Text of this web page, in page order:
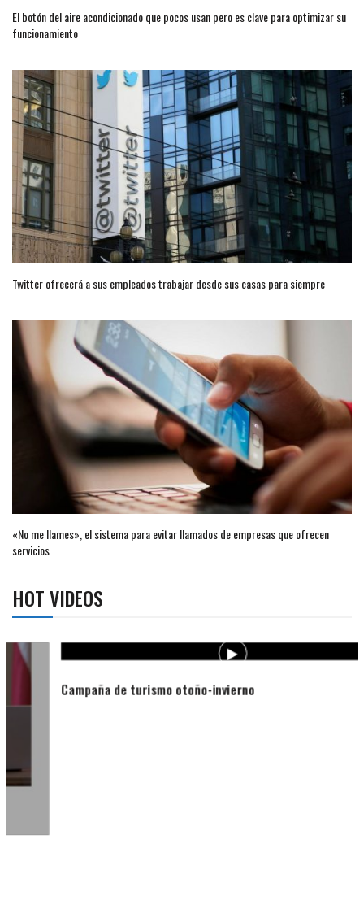
El botón del aire acondicionado que pocos usan pero es clave para optimizar su
funcionamiento
Twitter ofrecerá a sus empleados trabajar desde sus casas para siempre
«No me llames», el sistema para evitar llamados de empresas que ofrecen
servicios
HOT VIDEOS
Campaña de turismo otoño-invierno